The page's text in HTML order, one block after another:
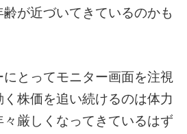
が近づいてきているのかも
とってモニター画面を注視
株価を追い続けるのは体力
厳しくなってきているはず